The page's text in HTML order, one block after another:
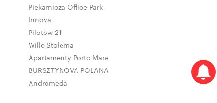
Piekarnicza Office Park
Innova
Pilotow 21
Wille Stolema
Apartamenty Porto Mare
BURSZTYNOVA POLANA
Andromeda